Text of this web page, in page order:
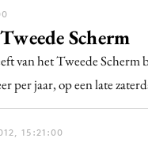
& crisis
Scherm
van het Tweede Scherm
per jaar, op een late
15:21:00